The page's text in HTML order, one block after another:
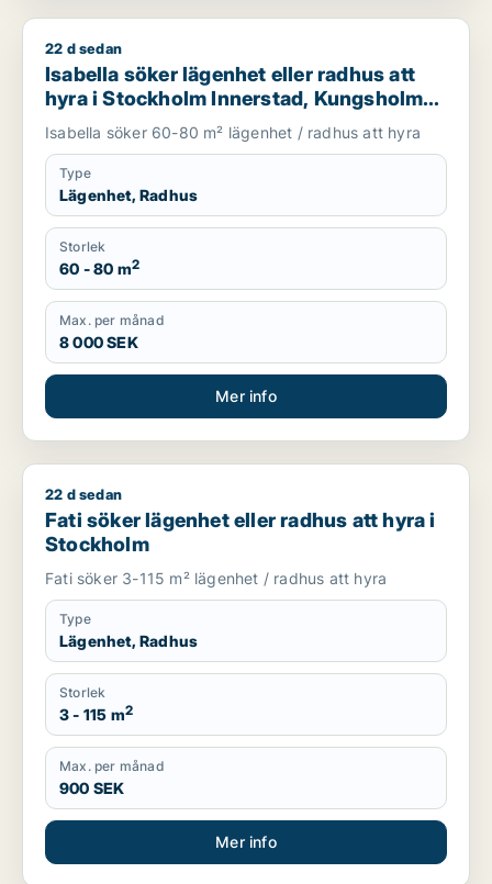
Isabella söker lägenhet eller radhus att hyra i Stockholm
22 d sedan
Isabella söker lägenhet eller radhus att
hyra i Stockholm Innerstad, Kungsholmen
eller Vasastan m.fl.
Isabella söker 60-80 m² lägenhet / radhus att hyra
Type
Lägenhet, Radhus
Storlek
60 - 80 m2
Max. per månad
8 000 SEK
Mer info
Fati söker lägenhet eller radhus att hyra i Stockholm
22 d sedan
Fati söker lägenhet eller radhus att hyra i
Stockholm
Fati söker 3-115 m² lägenhet / radhus att hyra
Type
Lägenhet, Radhus
Storlek
3 - 115 m2
Max. per månad
900 SEK
Mer info